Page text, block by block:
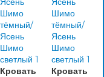
Кровать
Кровать